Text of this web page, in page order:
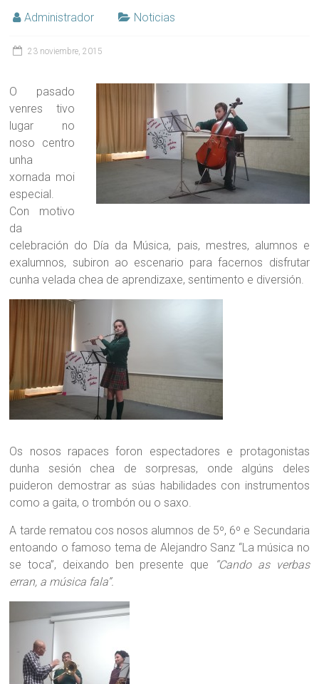
Administrador Noticias
23 noviembre, 2015
O pasado
venres tivo
lugar no
noso centro
unha
xornada moi
especial.
Con motivo
da
celebración do Día da Música, pais, mestres, alumnos e
exalumnos, subiron ao escenario para facernos disfrutar
cunha velada chea de aprendizaxe, sentimento e diversión.
Os nosos rapaces foron espectadores e protagonistas
dunha sesión chea de sorpresas, onde algúns deles
puideron demostrar as súas habilidades con instrumentos
como a gaita, o trombón ou o saxo.
A tarde rematou cos nosos alumnos de 5º, 6º e Secundaria
entoando o famoso tema de Alejandro Sanz “La música no
se toca”, deixando ben presente que
“Cando as verbas
erran, a música fala”.